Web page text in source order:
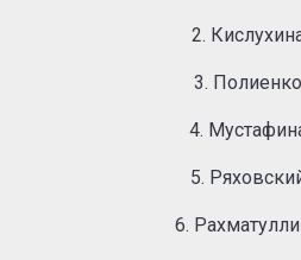
2.
3.
4.
5.
6.